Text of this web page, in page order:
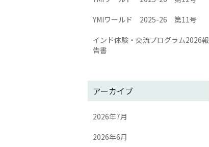
YMIワールド 2025-26 第11号
インド体験・交流プログラム2026報
告書
アーカイブ
2026年7月
2026年6月